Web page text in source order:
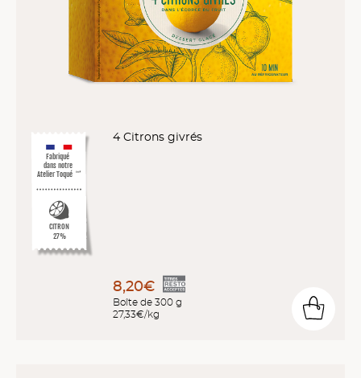
Fabriqué
dans notre
Atelier Toqué
™*
CITRON
27%
4 Citrons givrés
8,20€
Boîte de 300 g
27,33€/kg